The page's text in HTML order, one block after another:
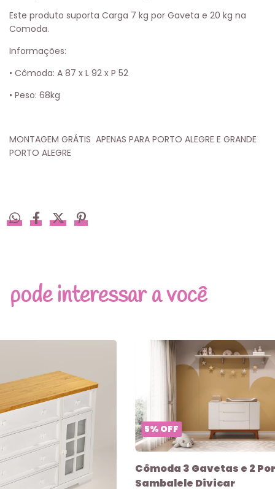
Este produto suporta Carga 7 kg por Gaveta e 20 kg na
Comoda.
Informações:
• Cômoda: A 87 x L 92 x P 52
• Peso: 68kg
MONTAGEM GRÁTIS APENAS PARA PORTO ALEGRE E GRANDE
PORTO ALEGRE
pode interessar a você
5% OFF
Cômoda 3 Gavetas e 2
Sambalele Divicar